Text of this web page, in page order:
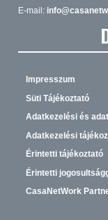
E-mail:
Impresszum
Süti Tájékoztató
Adatkezelési és
Adatkezelési
Érintetti tájékoztató
Érintetti
CasaNetWork